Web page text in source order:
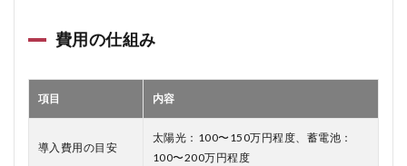
費用の仕組み
項目 内容
導入費用の目安
太陽光：100〜150万円程度、蓄電池：
100〜200万円程度